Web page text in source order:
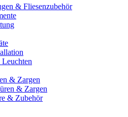
& Fliesenzubehör
& Zargen
& Zargen
& Zubehör